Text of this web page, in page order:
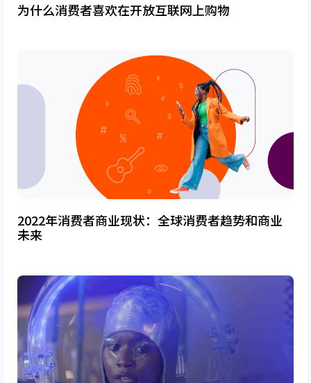
为什么消费者喜欢在开放互联网上购物
2022年消费者商业现状：全球消费者趋势和商业
未来